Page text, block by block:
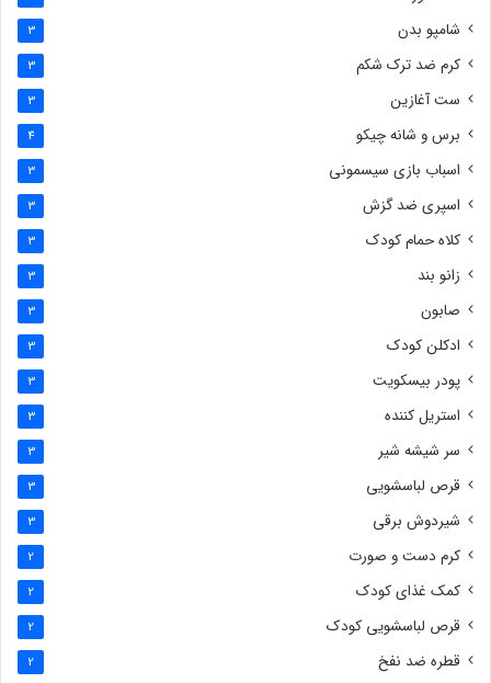
شامپو بدن 3
کرم ضد ترک شکم 3
ست آغازین 3
برس و شانه چیکو 4
اسباب بازی سیسمونی 3
اسپری ضد گزش 3
کلاه حمام کودک 3
زانو بند 3
صابون 3
ادکلن کودک 3
پودر بیسکویت 3
استریل کننده 3
سر شیشه شیر 3
قرص لباسشویی 3
شیردوش برقی 3
کرم دست و صورت 2
کمک غذای کودک 2
قرص لباسشویی کودک 2
قطره ضد نفخ 2